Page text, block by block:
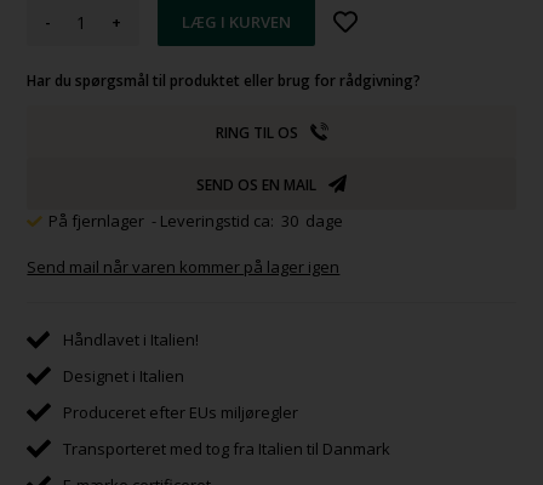
- +
Har du spørgsmål til produktet eller brug for rådgivning?
RING TIL OS
SEND OS EN MAIL
På fjernlager - Leveringstid ca: 30 dage
Send mail når varen kommer på lager igen
Håndlavet i Italien!
Designet i Italien
Produceret efter EUs miljøregler
Transporteret med tog fra Italien til Danmark